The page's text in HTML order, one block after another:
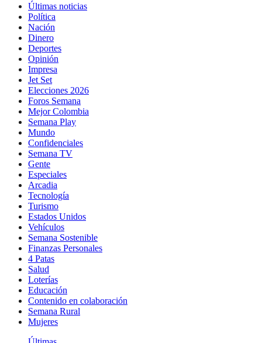
Últimas noticias
Política
Nación
Dinero
Deportes
Opinión
Impresa
Jet Set
Elecciones 2026
Foros Semana
Mejor Colombia
Semana Play
Mundo
Confidenciales
Semana TV
Gente
Especiales
Arcadia
Tecnología
Turismo
Estados Unidos
Vehículos
Semana Sostenible
Finanzas Personales
4 Patas
Salud
Loterías
Educación
Contenido en colaboración
Semana Rural
Mujeres